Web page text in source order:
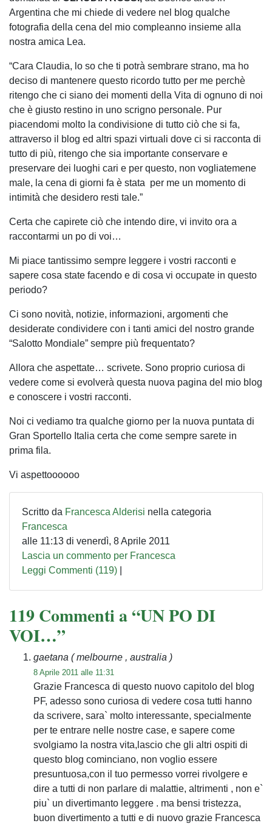
Argentina che mi chiede di vedere nel blog qualche
fotografia della cena del mio compleanno insieme alla
nostra amica Lea.
“Cara Claudia, lo so che ti potrà sembrare strano, ma ho
deciso di mantenere questo ricordo tutto per me perchè
ritengo che ci siano dei momenti della Vita di ognuno di noi
che è giusto restino in uno scrigno personale. Pur
piacendomi molto la condivisione di tutto ciò che si fa,
attraverso il blog ed altri spazi virtuali dove ci si racconta di
tutto di più, ritengo che sia importante conservare e
preservare dei luoghi cari e per questo, non vogliatemene
male, la cena di giorni fa è stata per me un momento di
intimità che desidero resti tale.”
Certa che capirete ciò che intendo dire, vi invito ora a
raccontarmi un po di voi…
Mi piace tantissimo sempre leggere i vostri racconti e
sapere cosa state facendo e di cosa vi occupate in questo
periodo?
Ci sono novità, notizie, informazioni, argomenti che
desiderate condividere con i tanti amici del nostro grande
“Salotto Mondiale” sempre più frequentato?
Allora che aspettate… scrivete. Sono proprio curiosa di
vedere come si evolverà questa nuova pagina del mio blog
e conoscere i vostri racconti.
Noi ci vediamo tra qualche giorno per la nuova puntata di
Gran Sportello Italia certa che come sempre sarete in
prima fila.
Vi aspettoooooo
Scritto da Francesca Alderisi nella categoria
Francesca
alle 11:13 di venerdì, 8 Aprile 2011
Lascia un commento per Francesca
Leggi Commenti (119)
119 Commenti a “UN PO DI
VOI…”
gaetana ( melbourne , australia )
8 Aprile 2011 alle 11:31
Grazie Francesca di questo nuovo capitolo del blog
PF, adesso sono curiosa di vedere cosa tutti hanno
da scrivere, sara` molto interessante, specialmente
per te entrare nelle nostre case, e sapere come
svolgiamo la nostra vita,lascio che gli altri ospiti di
questo blog cominciano, non voglio essere
presuntuosa,con il tuo permesso vorrei rivolgere e
dire a tutti di non parlare di malattie, altrimenti , non e`
piu` un divertimanto leggere . ma bensi tristezza,
buon divertimento a tutti e di nuovo grazie Francesca